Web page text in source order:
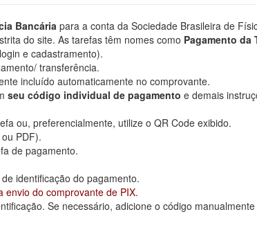
Bancáriapara a conta da Sociedade Brasileira de
do site. As tarefas têm nomes como Pagamento da
e cadastramento).
transferência.
incluído automaticamente no comprovante.
seu código individual de pagamento e demais
ou, preferencialmente, utilize o QR Code exibido.
PDF).
de pagamento.
identificação do pagamento.
do comprovante de PIX.
Se necessário, adicione o código